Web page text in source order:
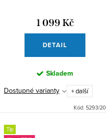
1 099 Kč
DETAIL
Skladem
Dostupné varianty
+ další
Kód: 5293/20
Tip